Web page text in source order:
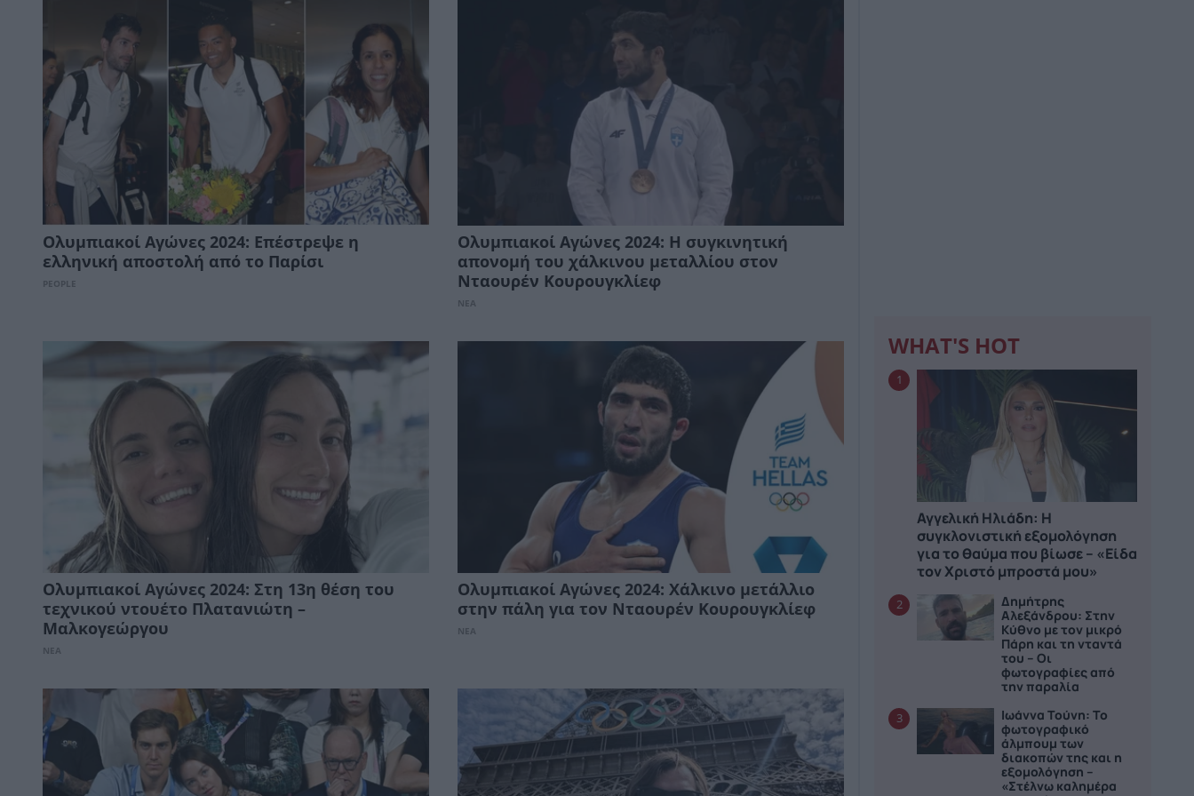
Ολυμπιακοί Αγώνες 2024: Επέστρεψε η
ελληνική αποστολή από το Παρίσι
PEOPLE
Ολυμπιακοί Αγώνες 2024: Η συγκινητική
απονομή του χάλκινου μεταλλίου στον
Νταουρέν Κουρουγκλίεφ
ΝΕΑ
Ολυμπιακοί Αγώνες 2024: Στη 13η θέση του
τεχνικού ντουέτο Πλατανιώτη –
Μαλκογεώργου
ΝΕΑ
Ολυμπιακοί Αγώνες 2024: Χάλκινο μετάλλιο
στην πάλη για τον Νταουρέν Κουρουγκλίεφ
ΝΕΑ
WHAT'S HOT
1
Αγγελική Ηλιάδη: Η
συγκλονιστική εξομολόγηση
για το θαύμα που βίωσε – «Είδα
τον Χριστό μπροστά μου»
2
Δημήτρης
Αλεξάνδρου: Στην
Κύθνο με τον μικρό
Πάρη και τη νταντά
του – Οι
φωτογραφίες από
την παραλία
3
Ιωάννα Τούνη: Το
φωτογραφικό
άλμπουμ των
διακοπών της και η
εξομολόγηση –
«Στέλνω καλημέρα